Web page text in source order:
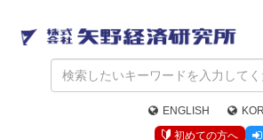
矢
野
経
済
研
究
ENGLISH
初めての方へ